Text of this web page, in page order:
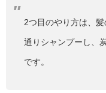
2つ目のやり方は、
通りシャンプーし、
です。